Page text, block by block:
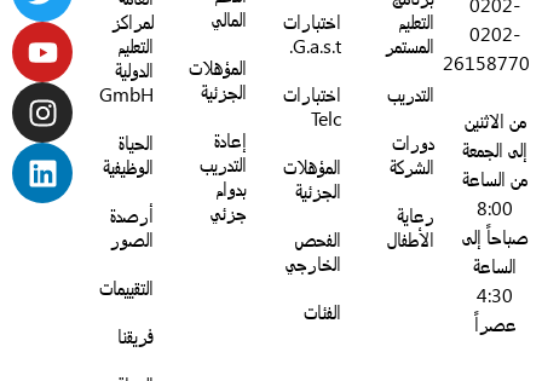
0202-
الاثنين
الجمعة
الساعة
8:00
إلى
الساعة
4:30
عصراً
التعليم
المستمر
التدريب
دورات
الشركة
رعاية
الأطفال
اختبارات
G.a.s.t.
اختبارات
Telc
المؤهلات
الجزئية
الفحص
الخارجي
الفئات
المالي
المؤهلات
الجزئية
إعادة
التدريب
بدوام
جزئي
لمراكز
التعليم
الدولية
GmbH
الحياة
الوظيفية
أرصدة
الصور
التقييمات
فريقنا